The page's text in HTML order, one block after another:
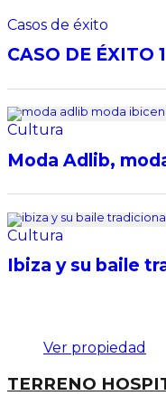
Casos de éxito
CASO DE ÉXITO
Cultura
Moda Adlib,
Cultura
Ibiza y su baile
Ver propiedad
TERRENO